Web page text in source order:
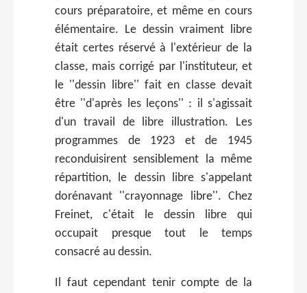
cours préparatoire, et même en cours
élémentaire. Le dessin vraiment libre
était certes réservé à l'extérieur de la
classe, mais corrigé par l'instituteur, et
le ''dessin libre'' fait en classe devait
être ''d'après les leçons'' : il s'agissait
d'un travail de libre illustration. Les
programmes de 1923 et de 1945
reconduisirent sensiblement la même
répartition, le dessin libre s'appelant
dorénavant ''crayonnage libre''. Chez
Freinet, c'était le dessin libre qui
occupait presque tout le temps
consacré au dessin.
Il faut cependant tenir compte de la